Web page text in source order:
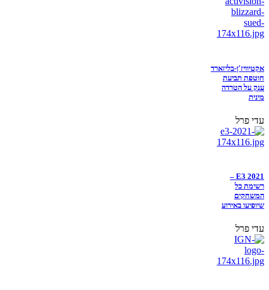
אקטיוויז'ן-בליזארד
חוטפת תביעת
ענק על הטרדה
מינית
עדי פרל
E3 2021 –
רשימת כל
המשחקים
שיופיעו באירוע
עדי פרל